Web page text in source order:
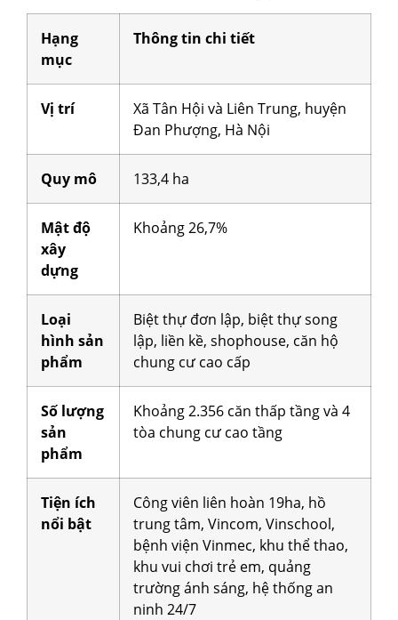
Hạng
mục
Thông tin chi tiết
Vị trí
Xã Tân Hội và Liên Trung, huyện
Đan Phượng, Hà Nội
Quy mô 133,4 ha
Mật độ
xây
dựng
Khoảng 26,7%
Loại
hình sản
phẩm
Biệt thự đơn lập, biệt thự song
lập, liền kề, shophouse, căn hộ
chung cư cao cấp
Số lượng
sản
phẩm
Khoảng 2.356 căn thấp tầng và 4
tòa chung cư cao tầng
Tiện ích
nổi bật
Công viên liên hoàn 19ha, hồ
trung tâm, Vincom, Vinschool,
bệnh viện Vinmec, khu thể thao,
khu vui chơi trẻ em, quảng
trường ánh sáng, hệ thống an
ninh 24/7